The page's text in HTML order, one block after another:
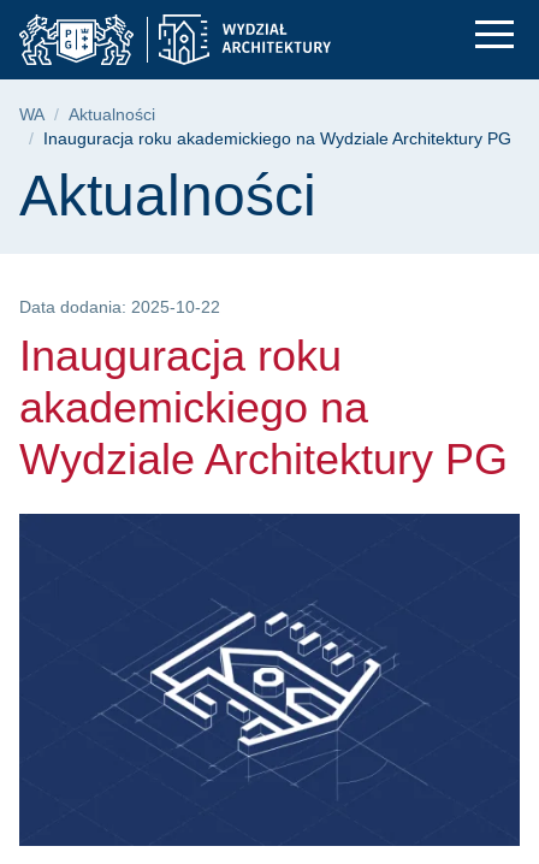
Przejdź
do
menu
Przejdź
do
wyszukiwarki
Przejdź
do
treści
Inauguracja roku
Ścieżka nawigacyjna
WA
Aktualności
Inauguracja roku akademickiego na Wydziale Architektury PG
Treść strony
Aktualności
Data dodania: 2025-10-22
Inauguracja roku
akademickiego na
Wydziale Architektury PG